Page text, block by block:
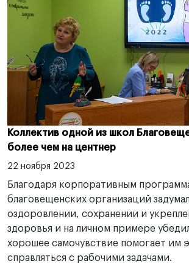
Коллектив одной из школ
более чем на центнер
22 ноября 2023
Благодаря корпоративным
благовещенских организаций
оздоровлении, сохранении и
здоровья и на личном примере
хорошее самочувствие помогает им
справляться с рабочими задачами.